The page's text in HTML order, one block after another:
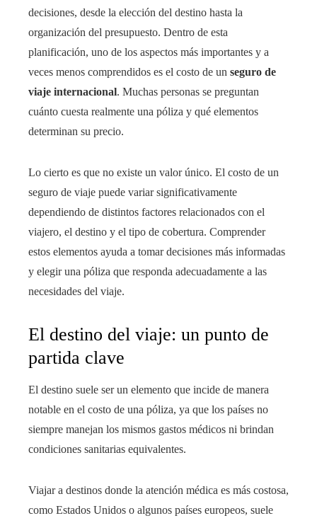
decisiones, desde la elección del destino hasta la
organización del presupuesto. Dentro de esta
planificación, uno de los aspectos más importantes y a
veces menos comprendidos es el costo de un seguro de
viaje internacional. Muchas personas se preguntan
cuánto cuesta realmente una póliza y qué elementos
determinan su precio.
Lo cierto es que no existe un valor único. El costo de un
seguro de viaje puede variar significativamente
dependiendo de distintos factores relacionados con el
viajero, el destino y el tipo de cobertura. Comprender
estos elementos ayuda a tomar decisiones más informadas
y elegir una póliza que responda adecuadamente a las
necesidades del viaje.
El destino del viaje: un punto de
partida clave
El destino suele ser un elemento que incide de manera
notable en el costo de una póliza, ya que los países no
siempre manejan los mismos gastos médicos ni brindan
condiciones sanitarias equivalentes.
Viajar a destinos donde la atención médica es más costosa,
como Estados Unidos o algunos países europeos, suele